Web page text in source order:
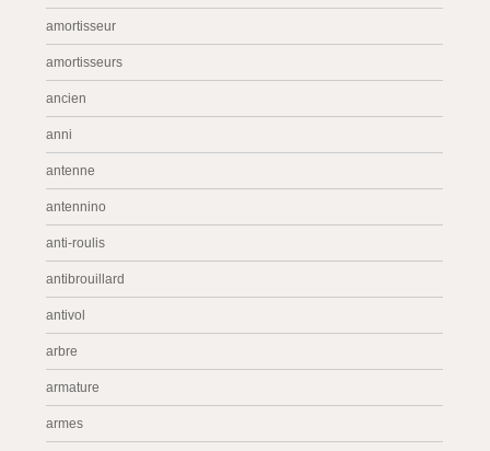
amortisseur
amortisseurs
ancien
anni
antenne
antennino
anti-roulis
antibrouillard
antivol
arbre
armature
armes